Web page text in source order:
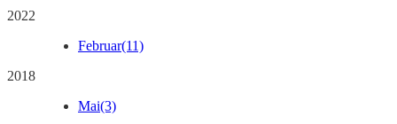
2022
Februar(11)
2018
Mai(3)